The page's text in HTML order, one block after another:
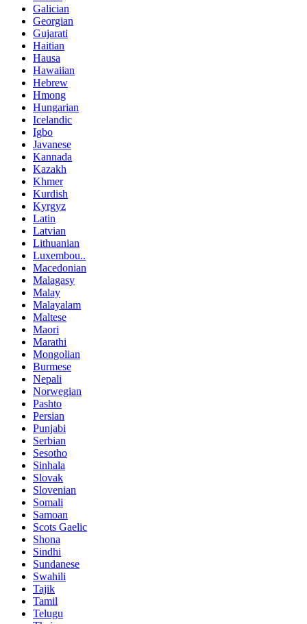
Galician
Georgian
Gujarati
Haitian
Hausa
Hawaiian
Hebrew
Hmong
Hungarian
Icelandic
Igbo
Javanese
Kannada
Kazakh
Khmer
Kurdish
Kyrgyz
Latin
Latvian
Lithuanian
Luxembou..
Macedonian
Malagasy
Malay
Malayalam
Maltese
Maori
Marathi
Mongolian
Burmese
Nepali
Norwegian
Pashto
Persian
Punjabi
Serbian
Sesotho
Sinhala
Slovak
Slovenian
Somali
Samoan
Scots Gaelic
Shona
Sindhi
Sundanese
Swahili
Tajik
Tamil
Telugu